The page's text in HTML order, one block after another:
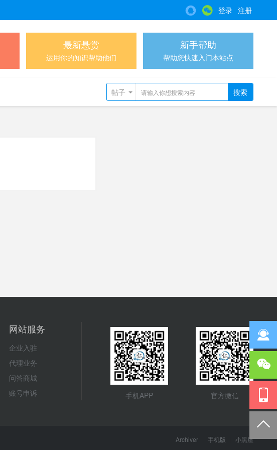
登录 注册
最新悬赏
运用你的知识帮助他们
新手帮助
帮助您快速入门本站点
帖子 搜索
网站服务
企业入驻
代理业务
问答商城
账号申诉
官方微信
手机APP
Archiver 手机版 小黑屋